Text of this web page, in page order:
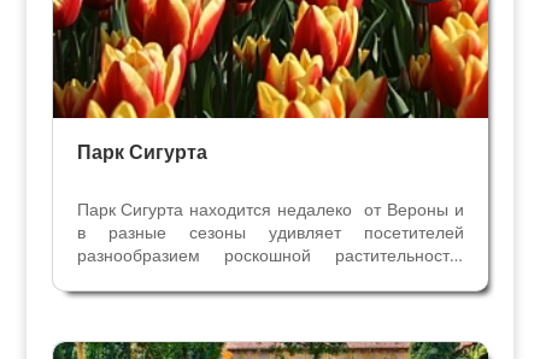
Парк Сигурта
Парк Сигурта находится недалеко от Вероны и
в разные сезоны удивляет посетителей
разнообразием роскошной растительности.
лотосы привлекают сюда любителей природы
символом во всём мире....